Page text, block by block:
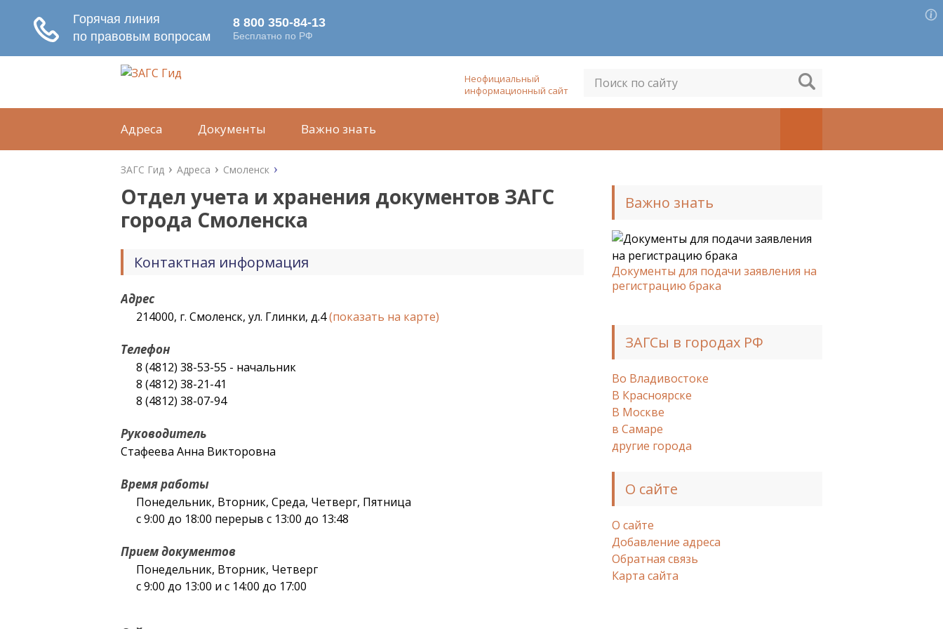
Неофициальный
информационный сайт
Адреса Документы Важно знать
ЗАГС Гид Адреса Смоленск
Отдел учета и хранения документов ЗАГС
города Смоленска
Контактная информация
Адрес
214000, г. Смоленск, ул. Глинки, д.4(показать на карте)
Телефон
8 (4812) 38-53-55 - начальник
8 (4812) 38-21-41
8 (4812) 38-07-94
Руководитель
Стафеева Анна Викторовна
Время работы
Понедельник, Вторник, Среда, Четверг, Пятница
с 9:00 до 18:00 перерыв с 13:00 до 13:48
Прием документов
Понедельник, Вторник, Четверг
с 9:00 до 13:00 и с 14:00 до 17:00
Важно знать
Документы для подачи заявления на
регистрацию брака
ЗАГСы в городах РФ
Во Владивостоке
В Красноярске
В Москве
в Самаре
другие города
О сайте
О сайте
Добавление адреса
Обратная связь
Карта сайта